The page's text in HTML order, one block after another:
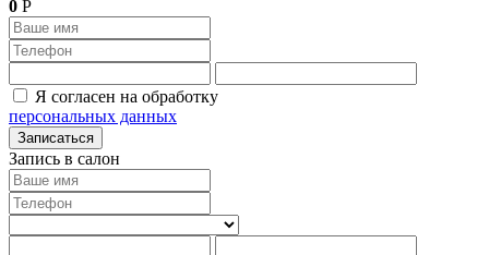
0 Р
Я согласен на обработку
персональных данных
Записаться
Запись в салон